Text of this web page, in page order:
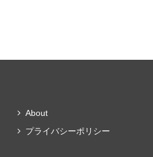
About
プライバシーポリシー